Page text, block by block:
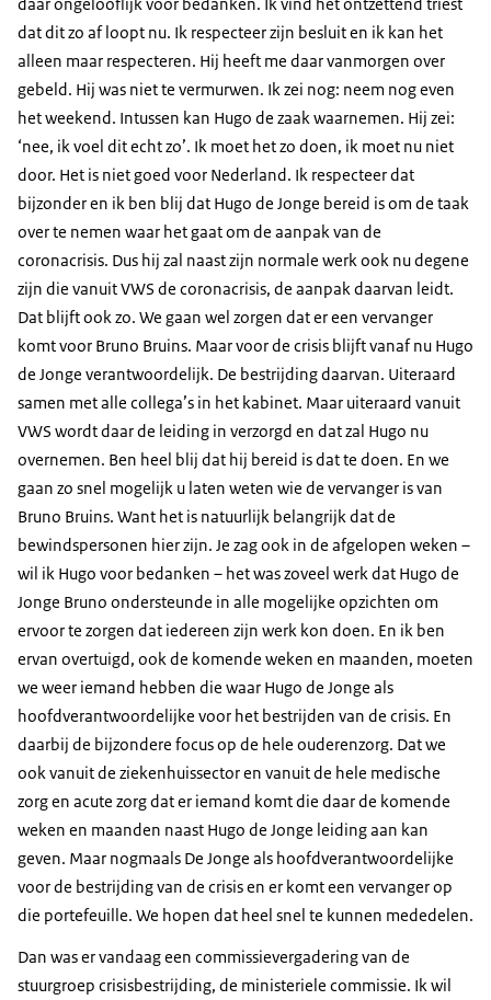
dat dit zo af loopt nu. Ik respecteer zijn besluit en ik kan het
alleen maar respecteren. Hij heeft me daar vanmorgen over
gebeld. Hij was niet te vermurwen. Ik zei nog: neem nog even
het weekend. Intussen kan Hugo de zaak waarnemen. Hij zei:
‘nee, ik voel dit echt zo’. Ik moet het zo doen, ik moet nu niet
door. Het is niet goed voor Nederland. Ik respecteer dat
bijzonder en ik ben blij dat Hugo de Jonge bereid is om de taak
over te nemen waar het gaat om de aanpak van de
coronacrisis. Dus hij zal naast zijn normale werk ook nu degene
zijn die vanuit VWS de coronacrisis, de aanpak daarvan leidt.
Dat blijft ook zo. We gaan wel zorgen dat er een vervanger
komt voor Bruno Bruins. Maar voor de crisis blijft vanaf nu Hugo
de Jonge verantwoordelijk. De bestrijding daarvan. Uiteraard
samen met alle collega’s in het kabinet. Maar uiteraard vanuit
VWS wordt daar de leiding in verzorgd en dat zal Hugo nu
overnemen. Ben heel blij dat hij bereid is dat te doen. En we
gaan zo snel mogelijk u laten weten wie de vervanger is van
Bruno Bruins. Want het is natuurlijk belangrijk dat de
bewindspersonen hier zijn. Je zag ook in de afgelopen weken –
wil ik Hugo voor bedanken – het was zoveel werk dat Hugo de
Jonge Bruno ondersteunde in alle mogelijke opzichten om
ervoor te zorgen dat iedereen zijn werk kon doen. En ik ben
ervan overtuigd, ook de komende weken en maanden, moeten
we weer iemand hebben die waar Hugo de Jonge als
hoofdverantwoordelijke voor het bestrijden van de crisis. En
daarbij de bijzondere focus op de hele ouderenzorg. Dat we
ook vanuit de ziekenhuissector en vanuit de hele medische
zorg en acute zorg dat er iemand komt die daar de komende
weken en maanden naast Hugo de Jonge leiding aan kan
geven. Maar nogmaals De Jonge als hoofdverantwoordelijke
voor de bestrijding van de crisis en er komt een vervanger op
die portefeuille. We hopen dat heel snel te kunnen mededelen.
Dan was er vandaag een commissievergadering van de
stuurgroep crisisbestrijding, de ministeriele commissie. Ik wil